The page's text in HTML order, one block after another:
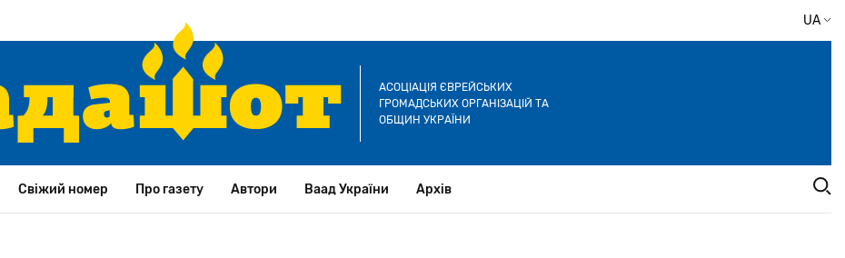
UA
АСОЦІАЦІЯ ЄВРЕЙСЬКИХ
ГРОМАДСЬКИХ ОРГАНІЗАЦІЙ ТА
ОБЩИН УКРАЇНИ
Свіжий номер Про газету Автори Ваад України Архів